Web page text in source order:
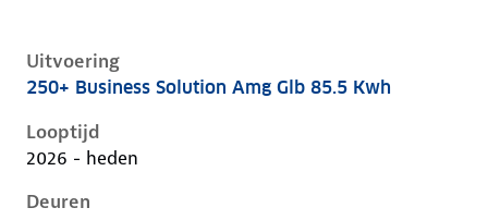
Uitvoering
Mercedes Glb-Klasse ii-x248, glb 85.5 kwh, 200 kW,
250+ Business Solution Amg Glb 85.5 Kwh
Looptijd
2026 - heden
Deuren